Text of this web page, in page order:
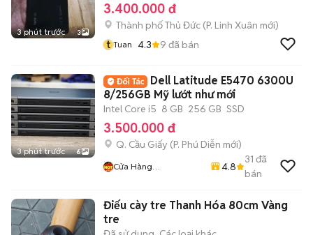
3 phút trước 3
3.400.000 đ
Thành phố Thủ Đức (P. Linh Xuân mới)
t Tuan 4.3 9 đã bán
3 phút trước 6
Dell Latitude E5470 6300U
8/256GB Mỹ lướt như mới
Intel Core i5 8 GB 256 GB SSD
3.500.000 đ
Q. Cầu Giấy (P. Phú Diễn mới)
Cửa Hàng
4.8
31 đã
bán
Điếu cày tre Thanh Hóa 80cm Vàng
tre